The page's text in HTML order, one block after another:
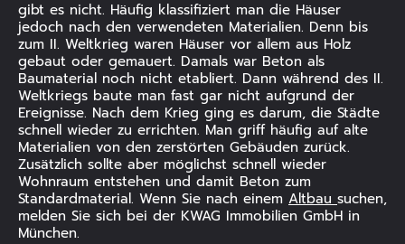
gibt es nicht. Häufig klassifiziert man die Häuser
jedoch nach den verwendeten Materialien. Denn bis
zum II. Weltkrieg waren Häuser vor allem aus Holz
gebaut oder gemauert. Damals war Beton als
Baumaterial noch nicht etabliert. Dann während des II.
Weltkriegs baute man fast gar nicht aufgrund der
Ereignisse. Nach dem Krieg ging es darum, die Städte
schnell wieder zu errichten. Man griff häufig auf alte
Materialien von den zerstörten Gebäuden zurück.
Zusätzlich sollte aber möglichst schnell wieder
Wohnraum entstehen und damit Beton zum
Standardmaterial. Wenn Sie nach einem Altbau suchen,
melden Sie sich bei der KWAG Immobilien GmbH in
München.